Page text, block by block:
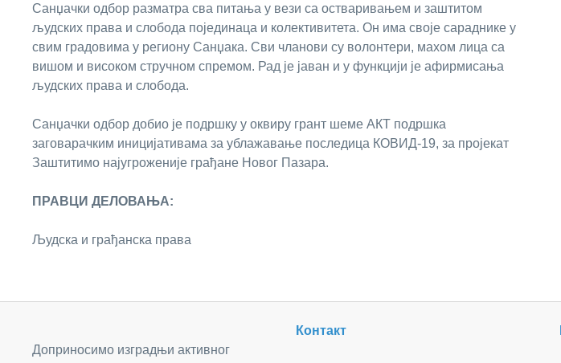
Санџачки одбор разматра сва питања у вези са остваривањем и заштитом
људских права и слобода појединаца и колективитета. Он има своје сараднике у
свим градовима у региону Санџака. Сви чланови су волонтери, махом лица са
вишом и високом стручном спремом. Рад је јаван и у функцији је афирмисања
људских права и слобода.
Санџачки одбор добио је подршку у оквиру грант шеме АКТ подршка
заговарачким иницијативама за ублажавање последица КОВИД-19, за пројекат
Заштитимо најугроженије грађане Новог Пазара.
ПРАВЦИ ДЕЛОВАЊА:
Људска и грађанска права
Доприносимо изградњи активног
Контакт